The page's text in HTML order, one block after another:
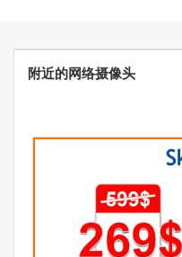
附近的网络摄像头